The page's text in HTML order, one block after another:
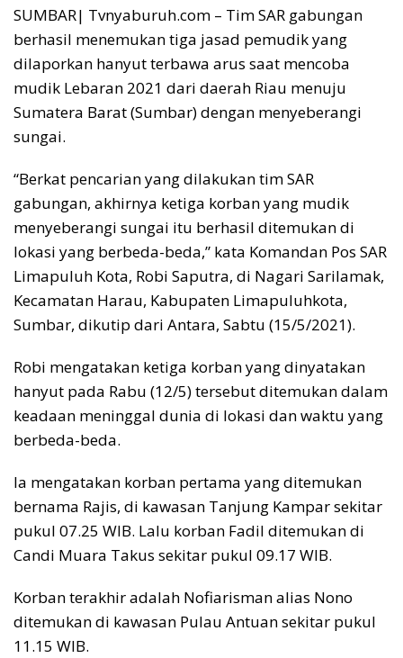
b
o
o
k
s
A
p
p
er a
d
s
y
Li
n
k
SUMBAR| Tvnyaburuh.com – Tim SAR gabungan
berhasil menemukan tiga jasad pemudik yang
dilaporkan hanyut terbawa arus saat mencoba
mudik Lebaran 2021 dari daerah Riau menuju
Sumatera Barat (Sumbar) dengan menyeberangi
sungai.
“Berkat pencarian yang dilakukan tim SAR
gabungan, akhirnya ketiga korban yang mudik
menyeberangi sungai itu berhasil ditemukan di
lokasi yang berbeda-beda,” kata Komandan Pos SAR
Limapuluh Kota, Robi Saputra, di Nagari Sarilamak,
Kecamatan Harau, Kabupaten Limapuluhkota,
Sumbar, dikutip dari Antara, Sabtu (15/5/2021).
Robi mengatakan ketiga korban yang dinyatakan
hanyut pada Rabu (12/5) tersebut ditemukan dalam
keadaan meninggal dunia di lokasi dan waktu yang
berbeda-beda.
Ia mengatakan korban pertama yang ditemukan
bernama Rajis, di kawasan Tanjung Kampar sekitar
pukul 07.25 WIB. Lalu korban Fadil ditemukan di
Candi Muara Takus sekitar pukul 09.17 WIB.
Korban terakhir adalah Nofiarisman alias Nono
ditemukan di kawasan Pulau Antuan sekitar pukul
11.15 WIB.